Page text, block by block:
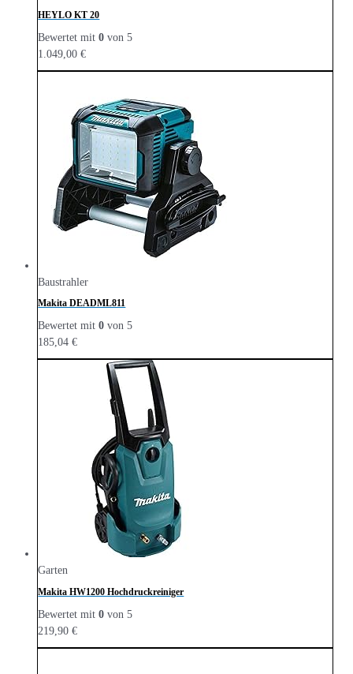
HEYLO KT 20
Bewertet mit0 von 5
1.049,00€
Baustrahler
Makita DEADML811
Bewertet mit0 von 5
185,04€
Garten
Makita HW1200 Hochdruckreiniger
Bewertet mit0 von 5
219,90€